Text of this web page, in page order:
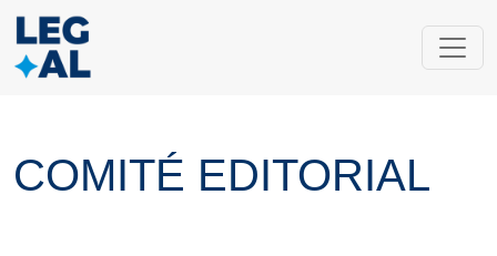
COMITÉ EDITORIAL
COMITÉ EDITORIAL